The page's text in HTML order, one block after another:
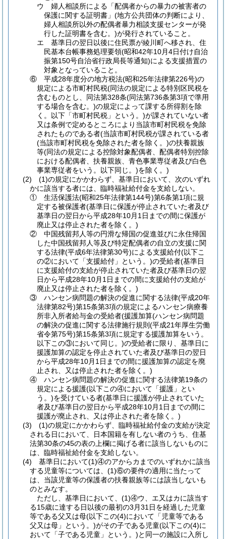
ウ 婦人相談所による「配偶者からの暴力の被害者の
保護に関する証明書」(地方公共団体の判断により、
婦人相談所以外の配偶者暴力相談支援センターが発
行した証明書を含む。)が発行されていること。
エ 基準日の翌日以後に住民票が綾川町へ移され、住
民基本台帳事務処理要領(昭和42年10月4日付け自治
振第150号自治省行政局長等通知)による支援措置の
対象となっていること。
⑥ 平成28年度分の地方税法(昭和25年法律第226号)の
規定による市町村民税(同法の規定による特別区民税を
含むものとし、同法第328条(同法第736条第3項で準用
する場合を含む。)の規定によって課する所得割を除
く。以下「市町村民税」という。)が課されていない者
又は条例で定めるところにより当該市町村民税を免除
されたものである者(当該市町村民税が課されている者
(当該市町村民税を免除された者を除く。)の扶養親族
等(同法の規定による控除対象配偶者、配偶者特別控除
における配偶者、扶養親族、青色事業専従者及び白色
事業専従者をいう。以下同じ。)を除く。)
(2) (1)の規定にかかわらず、基準日において、次のいずれ
かに該当する者には、臨時福祉給付金を支給しない。
① 生活保護法(昭和25年法律第144号)第6条第1項に規
定する被保護者(基準日に保護が停止されていた者及び
基準日の翌日から平成28年10月1日までの間に保護が
廃止又は停止された者を除く。)
② 中国残留邦人等の円滑な帰国の促進並びに永住帰国
した中国残留邦人等及び特定配偶者の自立の支援に関
する法律(平成6年法律第30号)による支援給付(以下こ
の②において「支援給付」という。)の受給者(基準日
に支援給付の支給が停止されていた者及び基準日の翌
日から平成28年10月1日までの間に支援給付の支給が
廃止又は停止された者を除く。)
③ ハンセン病問題の解決の促進に関する法律(平成20年
法律第82号)第15条第3項の規定によるハンセン病療養
所非入所者給与金の受給者(援護加算(ハンセン病問題
の解決の促進に関する法律施行規則(平成21年厚生労働
省令第75号)第15条第3項に規定する援護加算をいう。
以下この③において同じ。)の受給者に限り、基準日に
援護加算の認定を停止されていた者及び基準日の翌日
から平成28年10月1日までの間に援護加算の認定を廃
止され、又は停止された者を除く。)
④ ハンセン病問題の解決の促進に関する法律第19条の
規定による援護(以下この④において「援護」とい
う。)を受けている者(基準日に援護が停止されていた
者及び基準日の翌日から平成28年10月1日までの間に
援護が廃止され、又は停止された者を除く。)
(3) (1)の規定にかかわらず、臨時福祉給付金の支給が決定
される日において、日本国籍を有しない者のうち、住基
法第30条の45の表の上欄に掲げる者に該当しないものに
は、臨時福祉給付金を支給しない。
(4) 基準日において(1)④のアからカまでのいずれかに該当
する児童等については、(1)⑥の要件の適用に当たって
は、当該児童等の保護者の扶養親族等には該当しないも
のとみなす。
ただし、基準日において、(1)④ウ、エ又はカに該当す
る15歳に達する日以後の最初の3月31日を経過した児童
等である父又は母(以下この(4)において「児童等である
父又は母」という。)がその子である児童(以下この(4)に
おいて「子である児童」という。)と同一の施設に入所し